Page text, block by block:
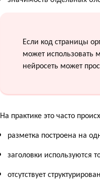
Если код страницы
может использовать
нейросеть может
На практике это часто
разметка построена на
заголовки используются
отсутствует